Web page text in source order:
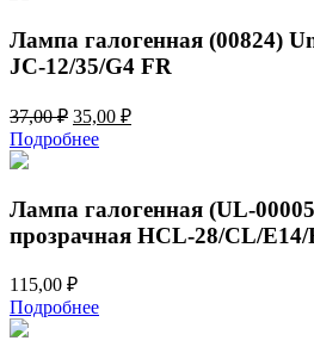
Лампа галогенная (00824)
JC-12/35/G4 FR
37,00₽ Первоначальная
цена
составляла
35,00 ₽Текущая
Подробнее
Лампа галогенная (UL-
прозрачная HCL-28/CL/E14/
115,00 ₽
Подробнее